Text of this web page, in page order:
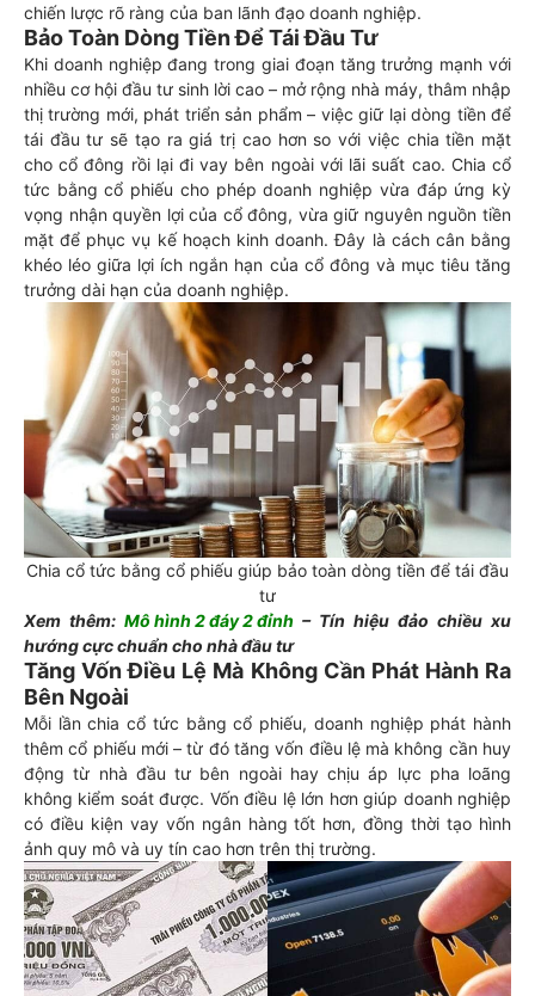
chiến lược rõ ràng của ban lãnh đạo doanh nghiệp.
Bảo Toàn Dòng Tiền Để Tái Đầu Tư
Khi doanh nghiệp đang trong giai đoạn tăng trưởng mạnh với
nhiều cơ hội đầu tư sinh lời cao – mở rộng nhà máy, thâm nhập
thị trường mới, phát triển sản phẩm – việc giữ lại dòng tiền để
tái đầu tư sẽ tạo ra giá trị cao hơn so với việc chia tiền mặt
cho cổ đông rồi lại đi vay bên ngoài với lãi suất cao. Chia cổ
tức bằng cổ phiếu cho phép doanh nghiệp vừa đáp ứng kỳ
vọng nhận quyền lợi của cổ đông, vừa giữ nguyên nguồn tiền
mặt để phục vụ kế hoạch kinh doanh. Đây là cách cân bằng
khéo léo giữa lợi ích ngắn hạn của cổ đông và mục tiêu tăng
trưởng dài hạn của doanh nghiệp.
Chia cổ tức bằng cổ phiếu giúp bảo toàn dòng tiền để tái đầu
tư
Xem thêm: Mô hình 2 đáy 2 đỉnh – Tín hiệu đảo chiều xu
hướng cực chuẩn cho nhà đầu tư
Tăng Vốn Điều Lệ Mà Không Cần Phát Hành Ra
Bên Ngoài
Mỗi lần chia cổ tức bằng cổ phiếu, doanh nghiệp phát hành
thêm cổ phiếu mới – từ đó tăng vốn điều lệ mà không cần huy
động từ nhà đầu tư bên ngoài hay chịu áp lực pha loãng
không kiểm soát được. Vốn điều lệ lớn hơn giúp doanh nghiệp
có điều kiện vay vốn ngân hàng tốt hơn, đồng thời tạo hình
ảnh quy mô và uy tín cao hơn trên thị trường.